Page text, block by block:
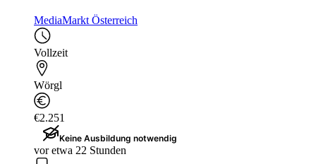
MediaMarkt Österreich
Vollzeit
Wörgl
€2.251
Keine Ausbildung notwendig
vor etwa 22 Stunden